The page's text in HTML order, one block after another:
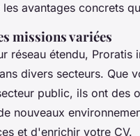
les avantages concrets
missions variées
réseau étendu,
divers secteurs. Que
public, ils ont des
nouveaux
et d'enrichir votre CV.